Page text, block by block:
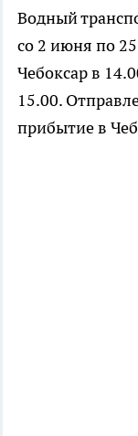
Водный
со 2 июня по
Чебоксар в
15.00.
прибытие в